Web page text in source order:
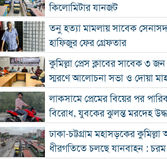
কিলোমিটার যানজট
তনু হত্যা মামলায় সাবেক
হাফিজুর ফের গ্রেফতার
কুমিল্লা প্রেস ক্লাবের সাবেক ৩
স্মরণে আলোচনা সভা ও দোয়া
লাকসামে প্রেমের বিয়ের পর
বিরোধ, যুবকের ঝুলন্ত মরদেহ
ঢাকা-চট্টগ্রাম মহাসড়কের
ধীরগতিতে চলছে যানবাহন : চরম